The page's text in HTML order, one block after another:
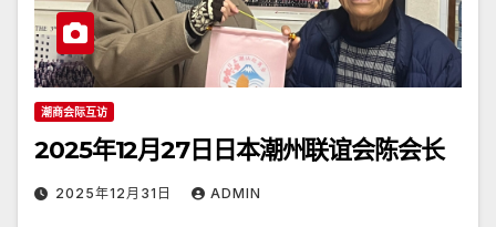
潮商会际互访
2025年12月27日日本潮州联谊会陈会长
2025年12月31日 ADMIN